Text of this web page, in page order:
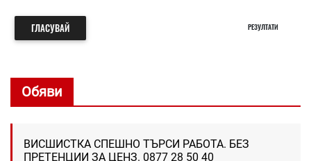
ГЛАСУВАЙ РЕЗУЛТАТИ
Обяви
ВИСШИСТКА СПЕШНО ТЪРСИ РАБОТА. БЕЗ
ПРЕТЕНЦИИ ЗА ЦЕНЗ. 0877 28 50 40